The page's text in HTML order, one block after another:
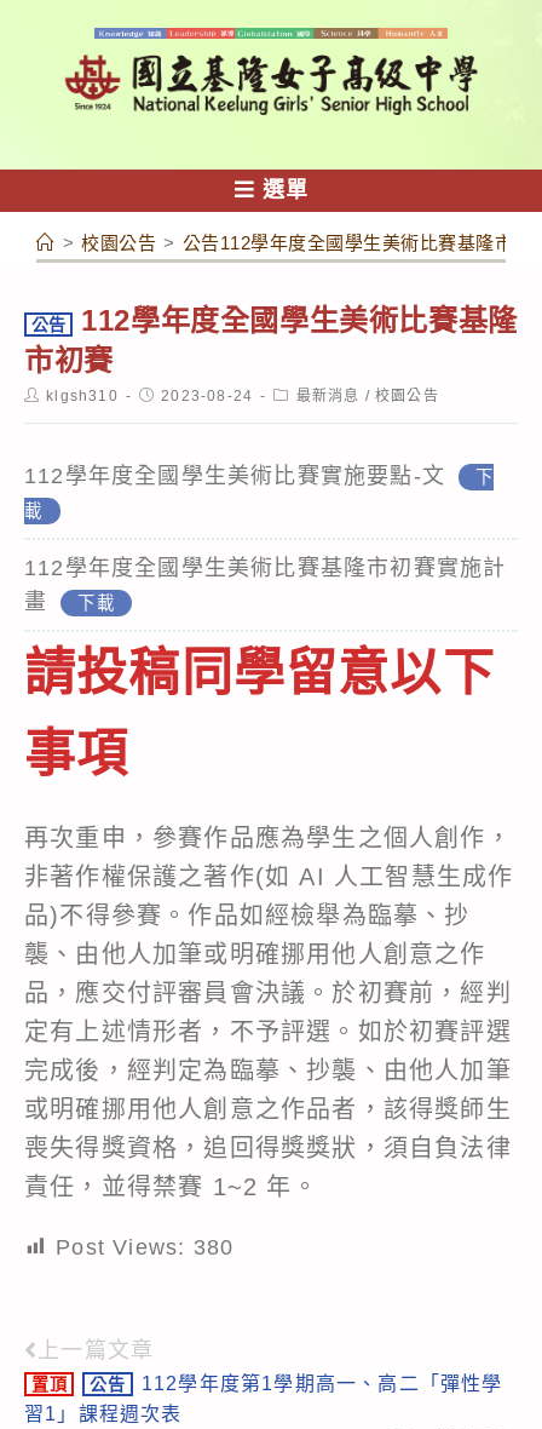
容
選單
> 校園公告 > 公告112學年度全國學生美術比賽基隆市初
公告
112學年度全國學生美術比賽基隆
市初賽
Postklgsh310
Post2023-08-24
Post最新消息 / 校園公告
112學年度全國學生美術比賽實施要點-文
下
載
112學年度全國學生美術比賽基隆市初賽實施計
畫
下載
請投稿同學留意以下
事項
再次重申，參賽作品應為學生之個人創作，
非著作權保護之著作(如 AI 人工智慧生成作
品)不得參賽。作品如經檢舉為臨摹、抄
襲、由他人加筆或明確挪用他人創意之作
品，應交付評審員會決議。於初賽前，經判
定有上述情形者，不予評選。如於初賽評選
完成後，經判定為臨摹、抄襲、由他人加筆
或明確挪用他人創意之作品者，該得獎師生
喪失得獎資格，追回得獎獎狀，須自負法律
責任，並得禁賽 1~2 年。
Post Views: 380
Read
more
上一篇文章
置頂 公告
112學年度第1學期高一、高二「彈性學
習1」課程週次表